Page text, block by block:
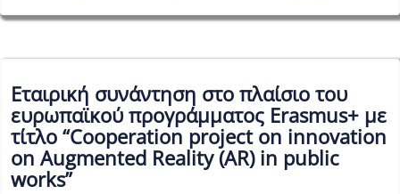
Εταιρική συνάντηση στο πλαίσιο του
ευρωπαϊκού προγράμματος Erasmus+ με
τίτλο “Cooperation project on innovation
on Augmented Reality (AR) in public
works”